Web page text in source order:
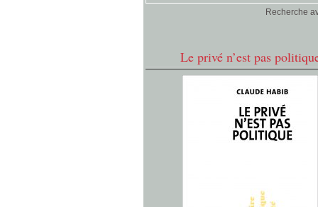
Recherche
Le privé n’est pas